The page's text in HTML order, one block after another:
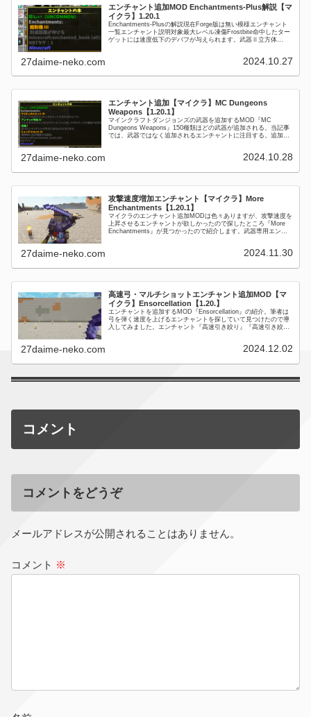
エンチャント追加MOD Enchantments-Plus解説【マ
イクラ】1.20.1
Enchantments-Plusの解説現在Forge版は無い模様エンチャント
一覧エンチャント説明対象最大レベル凍傷Frostbite命中したター
ゲットには速度低下のデバフが与えられます。武器Ⅱ立方体
27daime-neko.com 2024.10.27
エンチャント追加【マイクラ】MC Dungeons
Weapons【1.20.1】
マインクラフトダンジョンズの武器を追加するMOD『MC
Dungeons Weapons』150種類ほどの武器が追加される。当記事
では、武器ではなく追加されるエンチャントに注目する。追加エ
27daime-neko.com 2024.10.28
攻撃速度増加エンチャント【マイクラ】More
Enchantments【1.20.1】
マイクラのエンチャント追加MODは色々ありますが、攻撃速度を
上昇させるエンチャントが欲しかったので探したところ『More
Enchantments』が見つかったので紹介します。武器専用エンチ
27daime-neko.com 2024.11.30
高速弓・マルチショットエンチャント追加MOD【マ
イクラ】Ensorcellation【1.20.】
エンチャントを追加するMOD『Ensorcellation』の紹介。筆者は
弓を弾く速度を上げるエンチャントを探していて見つけたので導
入してみました。エンチャント『高速引き絞り』『高速引き絞
27daime-neko.com 2024.12.02
コメント
コメントをどうぞ
メールアドレスが公開されることはありません。
コメント ※